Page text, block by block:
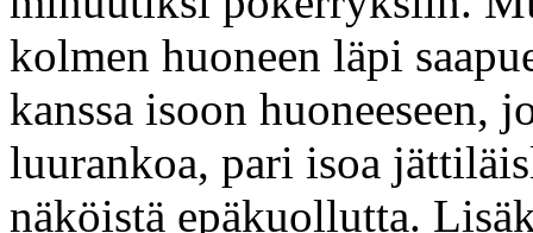
kolmen huoneen läpi
kanssa isoon huoneeseen,
luurankoa, pari isoa
näköistä epäkuollutta.